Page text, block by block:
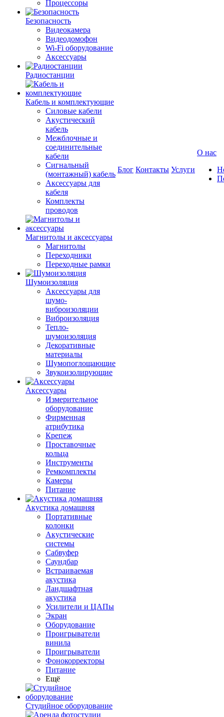
Процессоры
Безопасность
Видеокамера
Видеодомофон
Wi-Fi оборудование
Аксессуары
Радиостанции
Кабель и комплектующие
Силовые кабели
Акустический
кабель
Межблочные и
соединительные
кабели
Сигнальный
(монтажный) кабель
Аксессуары для
кабеля
Комплекты
проводов
Магнитолы и аксессуары
Магнитолы
Переходники
Переходные рамки
Шумоизоляция
Аксессуары для
шумо-
виброизоляции
Виброизоляция
Тепло-
шумоизоляция
Декоративные
материалы
Шумопоглощающие
Звукоизолирующие
Аксессуары
Измерительное
оборудование
Фирменная
атрибутика
Крепеж
Проставочные
кольца
Инструменты
Ремкомплекты
Камеры
Питание
Акустика домашняя
Портативные
колонки
Акустические
системы
Сабвуфер
Саундбар
Встраиваемая
акустика
Ландшафтная
акустика
Усилители и ЦАПы
Экран
Оборудование
Проигрыватели
винила
Проигрыватели
Фонокорректоры
Питание
Ещё
Студийное оборудование
Блог Контакты Услуги
О нас